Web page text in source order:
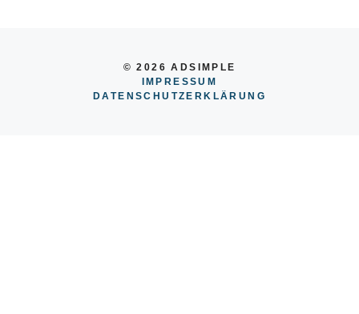
© 2026 ADSIMPLE
IMPRESSUM
DATENSCHUTZERKLÄRUNG